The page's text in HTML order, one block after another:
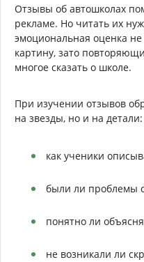
Отзывы об автошколах
рекламе. Но читать их
эмоциональная оценка
картину, зато
многое сказать о школе.
При изучении отзывов
на звезды, но и на детали:
как ученики
были ли проблемы
понятно ли
не возникали ли